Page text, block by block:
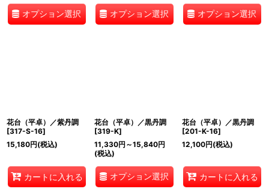
オプション選択 オプション選択 オプション選択
花台（平卓）／紫丹調
[317-S-16]
15,180円(税込)
カートに入れる
花台（平卓）／黒丹調
[319-K]
11,330円 ～15,840円
(税込)
オプション選択
花台（平卓）／黒丹調
[201-K-16]
12,100円(税込)
カートに入れる